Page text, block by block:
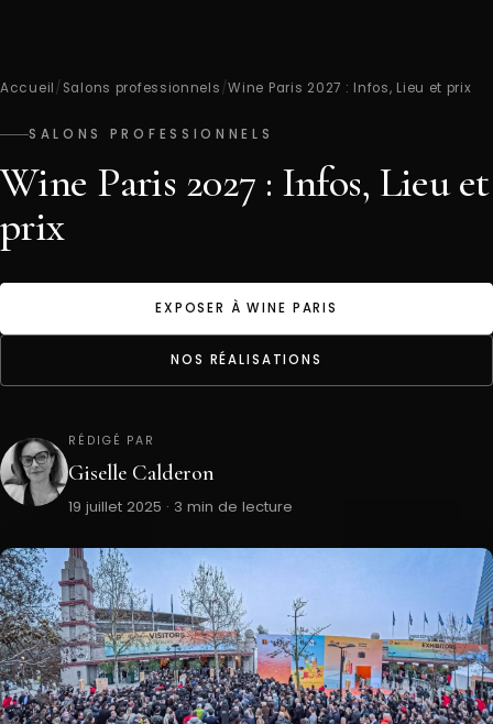
Accueil/ Salons professionnels/Wine Paris 2027 : Infos, Lieu et prix
SALONS PROFESSIONNELS
Wine Paris 2027 : Infos, Lieu et
prix
EXPOSER À WINE PARIS
NOS RÉALISATIONS
RÉDIGÉ PAR
Giselle Calderon
19 juillet 2025 · 3 min de lecture